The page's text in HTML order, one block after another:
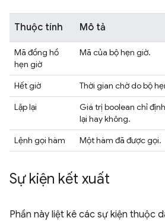
Thuộc tính Mô tả
Mã đồng hồ
hẹn giờ
Mã của bộ hẹn giờ.
Hết giờ
Thời gian chờ do bộ
Lặp lại
Giá trị boolean chỉ
lại hay không.
Lệnh gọi hàm
Một hàm đã được gọi.
Sự kiện kết xuất
Phần này liệt kê các sự kiện thuộc